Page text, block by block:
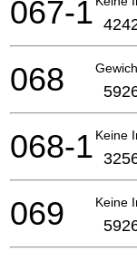
067-1
068
Keine
068-1
Keine
069